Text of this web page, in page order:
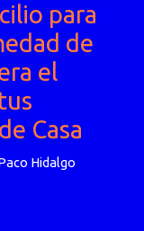
para
de
el
Casa
Hidalgo